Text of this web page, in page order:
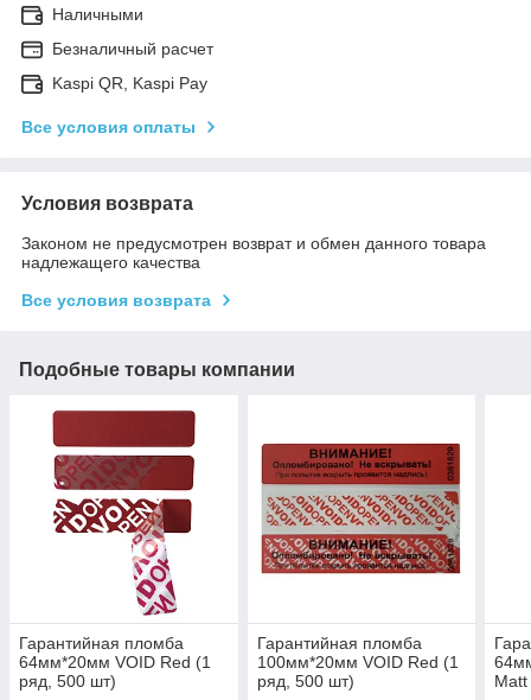
Наличными
Безналичный расчет
Kaspi QR, Kaspi Pay
Все условия оплаты
Условия возврата
Законом не предусмотрен возврат и обмен данного товара
надлежащего качества
Все условия возврата
Подобные товары компании
Гарантийная пломба
64мм*20мм VOID Red (1
ряд, 500 шт)
Гарантийная пломба
100мм*20мм VOID Red (1
ряд, 500 шт)